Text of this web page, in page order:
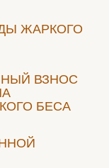
ЖАРКОГО
ВЗНОС
БЕСА